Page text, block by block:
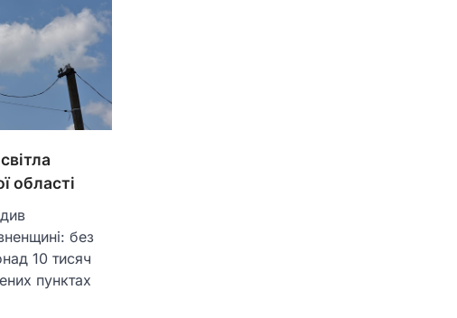
області
без
10 тисяч
пунктах